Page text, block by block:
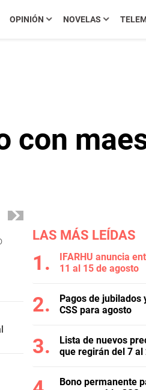
OPINIÓN NOVELAS
con
LAS MÁS LEÍDAS
IFARHU anuncia
11 al 15 de agosto
Pagos de jubilados
CSS para agosto
Lista de nuevos
que regirán del 7 al
Bono permanente